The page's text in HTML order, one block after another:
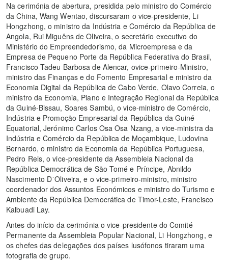
Na cerimónia de abertura, presidida pelo ministro do Comércio
da China, Wang Wentao, discursaram o vice-presidente, Li
Hongzhong, o ministro da Indústria e Comércio da República de
Angola, Rui Miguêns de Oliveira, o secretário executivo do
Ministério do Empreendedorismo, da Microempresa e da
Empresa de Pequeno Porte da República Federativa do Brasil,
Francisco Tadeu Barbosa de Alencar, ovice-primeiro-Ministro,
ministro das Finanças e do Fomento Empresarial e ministro da
Economia Digital da República de Cabo Verde, Olavo Correia, o
ministro da Economia, Plano e Integração Regional da República
da Guiné-Bissau, Soares Sambú, o vice-ministro de Comércio,
Indústria e Promoção Empresarial da República da Guiné
Equatorial, Jerónimo Carlos Osa Osa Nzang, a vice-ministra da
Indústria e Comércio da República de Moçambique, Ludovina
Bernardo, o ministro da Economia da República Portuguesa,
Pedro Reis, o vice-presidente da Assembleia Nacional da
República Democrática de São Tomé e Príncipe, Abnildo
Nascimento DˈOliveira, e o vice-primeiro-ministro, ministro
coordenador dos Assuntos Económicos e ministro do Turismo e
Ambiente da República Democrática de Timor-Leste, Francisco
Kalbuadi Lay.
Antes do início da cerimónia o vice-presidente do Comité
Permanente da Assembleia Popular Nacional, Li Hongzhong, e
os chefes das delegações dos países lusófonos tiraram uma
fotografia de grupo.